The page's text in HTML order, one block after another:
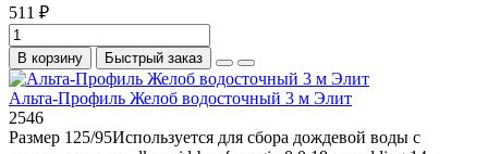
511 ₽
В корзину Быстрый заказ
Альта-Профиль Желоб водосточный 3 м Элит
2546
Размер 125/95Используется для сбора дождевой воды с